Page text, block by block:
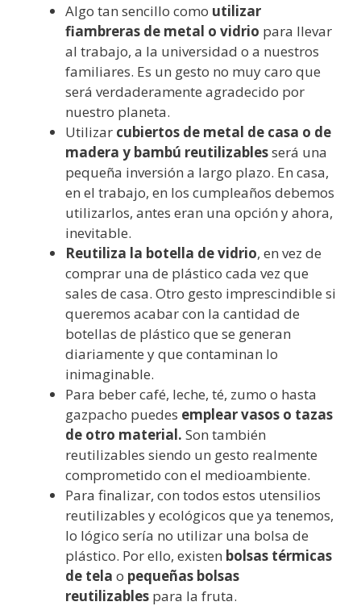
Algo tan sencillo como utilizar
fiambreras de metal o vidrio para llevar
al trabajo, a la universidad o a nuestros
familiares. Es un gesto no muy caro que
será verdaderamente agradecido por
nuestro planeta.
Utilizar cubiertos de metal de casa o de
madera y bambú reutilizablesserá una
pequeña inversión a largo plazo. En casa,
en el trabajo, en los cumpleaños debemos
utilizarlos, antes eran una opción y ahora,
inevitable.
Reutiliza la botella de vidrio, en vez de
comprar una de plástico cada vez que
sales de casa. Otro gesto imprescindible si
queremos acabar con la cantidad de
botellas de plástico que se generan
diariamente y que contaminan lo
inimaginable.
Para beber café, leche, té, zumo o hasta
gazpacho puedes emplear vasos o tazas
de otro material. Son también
reutilizables siendo un gesto realmente
comprometido con el medioambiente.
Para finalizar, con todos estos utensilios
reutilizables y ecológicos que ya tenemos,
lo lógico sería no utilizar una bolsa de
plástico. Por ello, existen bolsas térmicas
de tela o pequeñas bolsas
reutilizables para la fruta.